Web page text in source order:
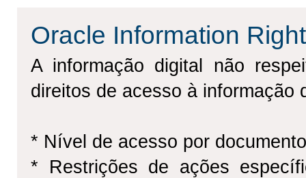
Oracle Information
A informação digital não
direitos de acesso à informação
* Nível de acesso por
* Restrições de ações